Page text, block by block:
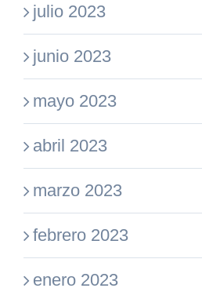
julio 2023
junio 2023
mayo 2023
abril 2023
marzo 2023
febrero 2023
enero 2023